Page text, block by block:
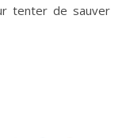
tenter de sauver